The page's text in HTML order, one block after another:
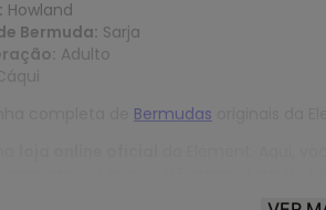
Howland
Bermuda: Sarja
Adulto
Bermudas